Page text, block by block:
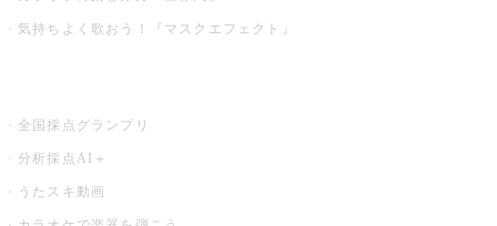
気持ちよく歌おう！『マスクエフェクト』
全国採点グランプリ
分析採点AI＋
うたスキ動画